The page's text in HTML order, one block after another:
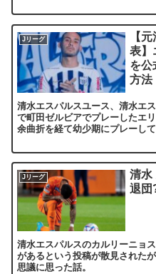
Jリーグ
【
表】
を公
方法
清水エスパルスユース、清水エ
で町田ゼルビアでプレーしたエ
余曲折を経て幼少期にプレーし
試合の視聴方法を解説
Jリーグ
清水
退団
清水エスパルスのカルリーニョ
があるという投稿が散見された
思議に思った話。